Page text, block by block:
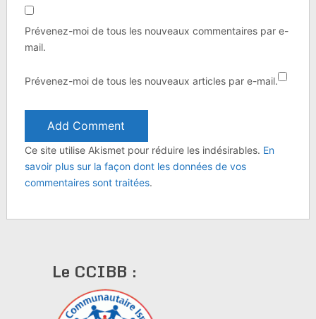
Prévenez-moi de tous les nouveaux commentaires par e-
mail.
Prévenez-moi de tous les nouveaux articles par e-mail.
Ce site utilise Akismet pour réduire les indésirables. En
savoir plus sur la façon dont les données de vos
commentaires sont traitées.
Le CCIBB :